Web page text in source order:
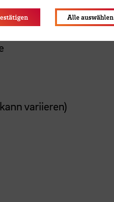
variieren)
Alle auswählen